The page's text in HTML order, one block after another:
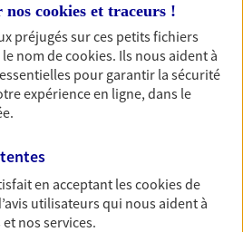
à votre épargne : achat
enfants ou voyage autour
à votre rythme et
profil.
nos cookies et traceurs !
préjugés sur ces petits fichiers
nom decookies. Ils nous aident à
pour garantir la sécurité
expérience en ligne, dans le
en acceptant lescookiesde
utilisateurs qui nous aident à
nos services.